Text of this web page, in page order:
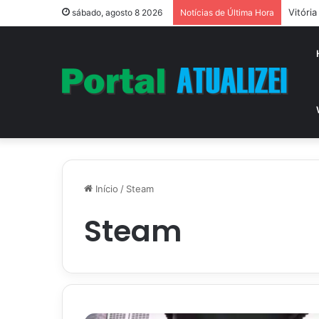
sábado, agosto 8 2026 Notícias de Última Hora
Início / Steam
Steam